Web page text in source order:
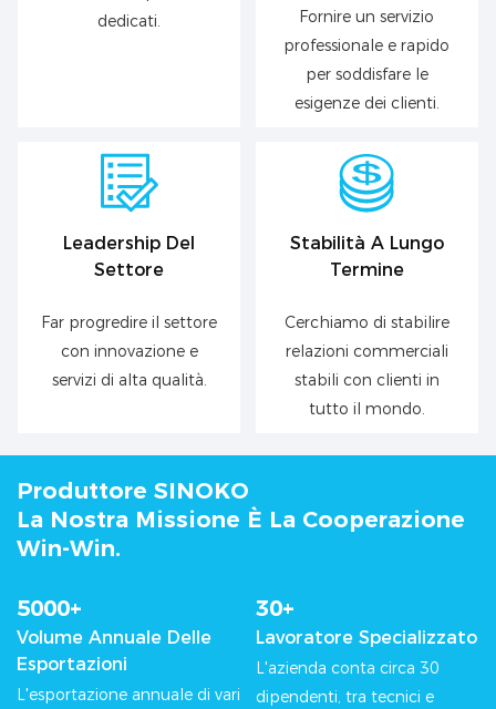
dedicati.
Fornire un servizio
professionale e rapido
per soddisfare le
esigenze dei clienti.
Leadership Del
Settore
Far progredire il settore
con innovazione e
servizi di alta qualità.
Stabilità A Lungo
Termine
Cerchiamo di stabilire
relazioni commerciali
stabili con clienti in
tutto il mondo.
Produttore SINOKO
La Nostra Missione È La Cooperazione
Win-Win.
5000+
Volume Annuale Delle
Esportazioni
︎L'esportazione annuale di vari
30+
Lavoratore Specializzato
︎L'azienda conta circa 30
dipendenti, tra tecnici e